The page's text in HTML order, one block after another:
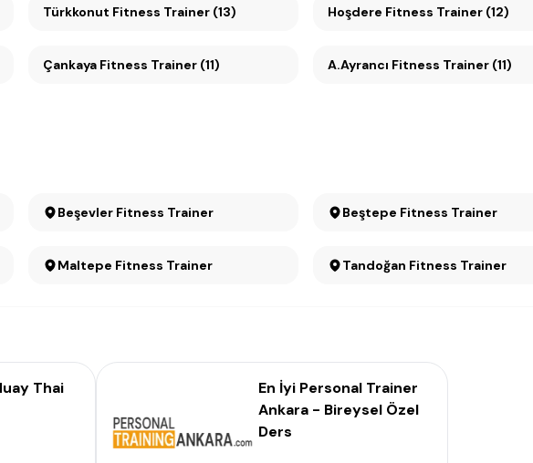
Türkkonut Fitness Trainer (13) Hoşdere Fitness Trainer (12)
Çankaya Fitness Trainer (11) A.Ayrancı Fitness Trainer (11)
Beşevler Fitness Trainer Beştepe Fitness Trainer
Maltepe Fitness Trainer Tandoğan Fitness Trainer
Thai
En İyi Personal Trainer
Ankara - Bireysel Özel
Ders